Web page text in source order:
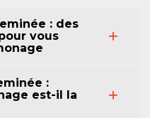
: des
vous
:
est-il la